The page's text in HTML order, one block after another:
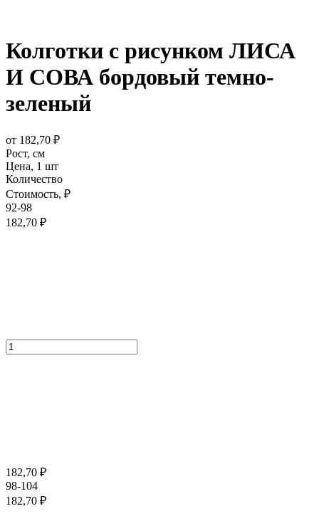
Колготки с рисунком ЛИСА
И СОВА бордовый темно-
зеленый
от 182,70 ₽
Рост, см
Цена, 1 шт
Количество
Стоимость, ₽
92-98
182,70 ₽
182,70 ₽
98-104
182,70 ₽